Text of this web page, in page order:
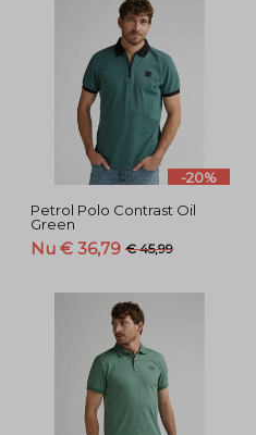
-20%
Petrol Polo Contrast Oil
Green
Nu € 36,79 € 45,99